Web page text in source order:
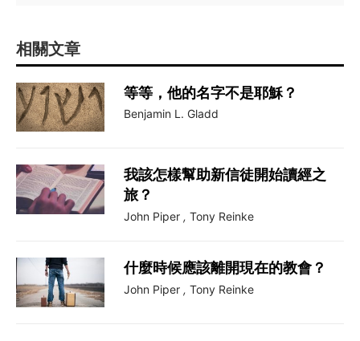
相關文章
等等，他的名字不是耶穌？
Benjamin L. Gladd
我該怎樣幫助新信徒開始讀經之
旅？
John Piper , Tony Reinke
什麼時候應該離開現在的教會？
John Piper , Tony Reinke